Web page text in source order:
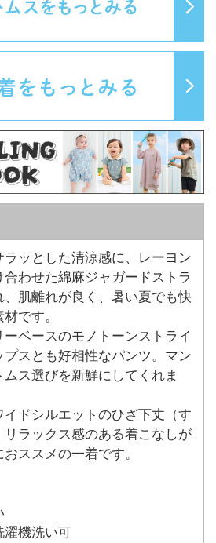
ラッとした清涼感に、レーヨン
わせた綿麻ジャガードストラ
肌離れが良く、暑い夏でも快
です。
ーベースのモノトーンストライ
スとも好相性なパンツ。マン
ス選びを新鮮にしてくれま
イドシルエットのひざ下丈（す
ラックス感のある着こなしが
ススメの一着です。
濯機洗い可